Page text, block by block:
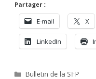
Partager :
E-mail X
LinkedIn
Catégories
Bulletin de la SFP